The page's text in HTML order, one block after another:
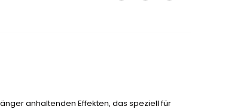
anhaltenden Effekten, das speziell für